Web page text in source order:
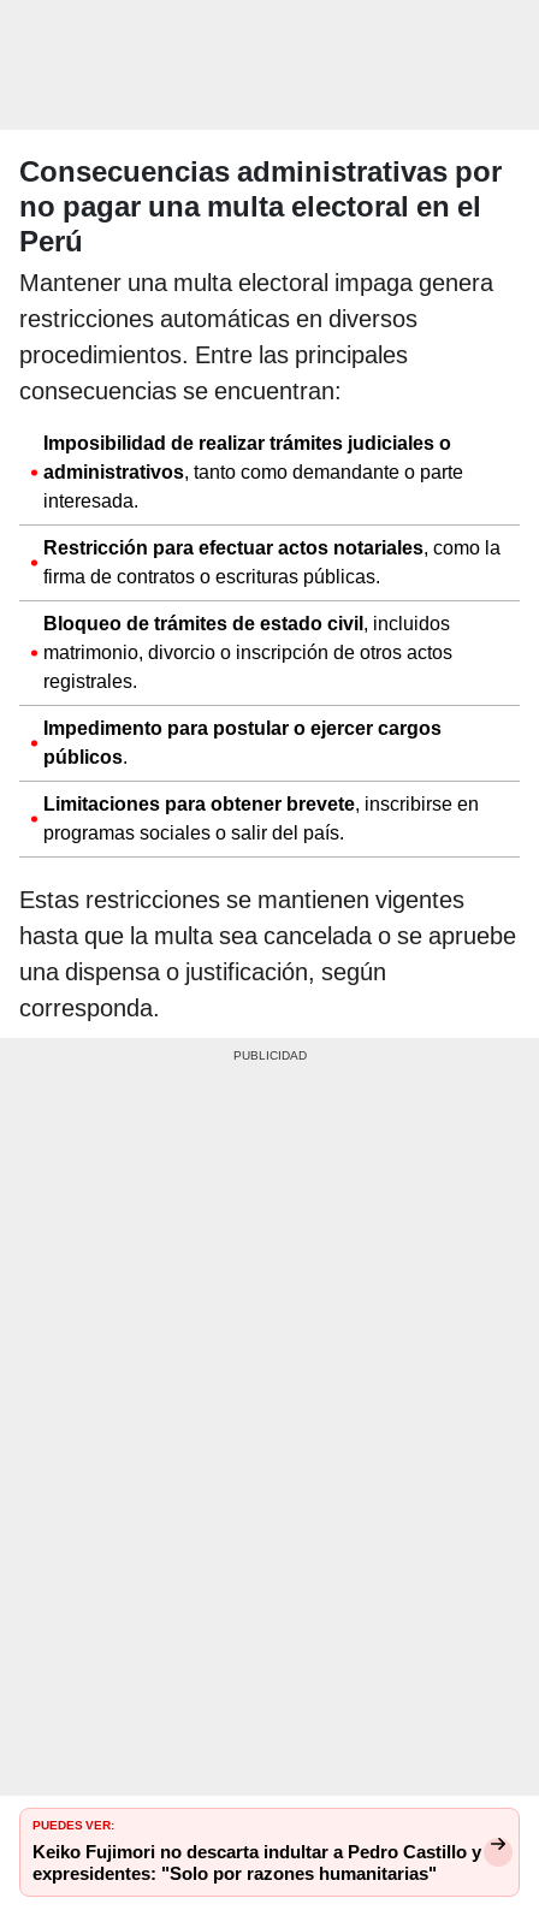
Consecuencias administrativas por
no pagar una multa electoral en el
Perú
Mantener una multa electoral impaga genera
restricciones automáticas en diversos
procedimientos. Entre las principales
consecuencias se encuentran:
Imposibilidad de realizar trámites judiciales o
administrativos, tanto como demandante o parte
interesada.
Restricción para efectuar actos notariales, como la
firma de contratos o escrituras públicas.
Bloqueo de trámites de estado civil, incluidos
matrimonio, divorcio o inscripción de otros actos
registrales.
Impedimento para postular o ejercer cargos
públicos.
Limitaciones para obtener brevete, inscribirse en
programas sociales o salir del país.
Estas restricciones se mantienen vigentes
hasta que la multa sea cancelada o se apruebe
una dispensa o justificación, según
corresponda.
PUEDES VER:
Keiko Fujimori no descarta indultar a Pedro Castillo y
expresidentes: "Solo por razones humanitarias"